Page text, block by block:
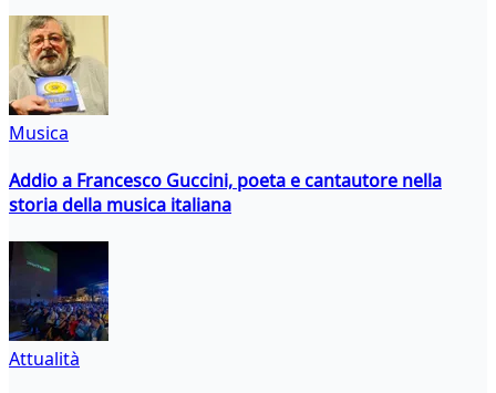
Musica
Addio a Francesco Guccini, poeta e cantautore nella
storia della musica italiana
Attualità